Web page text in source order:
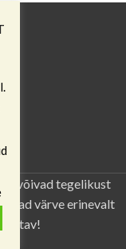
võivad tegelikust
värve erinevalt